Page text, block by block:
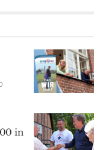
in